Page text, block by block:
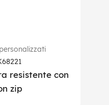
resistente con
zip